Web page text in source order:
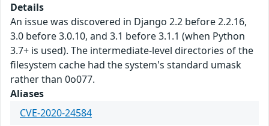
Details
An issue was discovered in Django 2.2 before 2.2.16,
3.0 before 3.0.10, and 3.1 before 3.1.1 (when Python
3.7+ is used). The intermediate-level directories of the
filesystem cache had the system's standard umask
rather than 0o077.
Aliases
CVE-2020-24584